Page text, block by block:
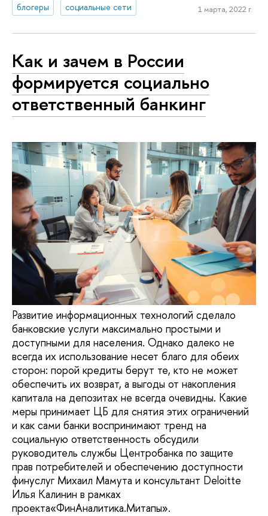
блогеры
социальные сети 1 марта, 2022 г.
Как и зачем в России
формируется социально
ответственный банкинг
Развитие информационных технологий сделало
банковские услуги максимально простыми и
доступными для населения. Однако далеко не
всегда их использование несет благо для обеих
сторон: порой кредиты берут те, кто не может
обеспечить их возврат, а выгоды от накопления
капитала на депозитах не всегда очевидны. Какие
меры принимает ЦБ для снятия этих ограничений
и как сами банки воспринимают тренд на
социальную ответственность обсудили
руководитель службы Центробанка по защите
прав потребителей и обеспечению доступности
финуслуг Михаил Мамута и консультант Deloitte
Илья Калинин в рамках
проекта«ФинАналитика.Митапы».